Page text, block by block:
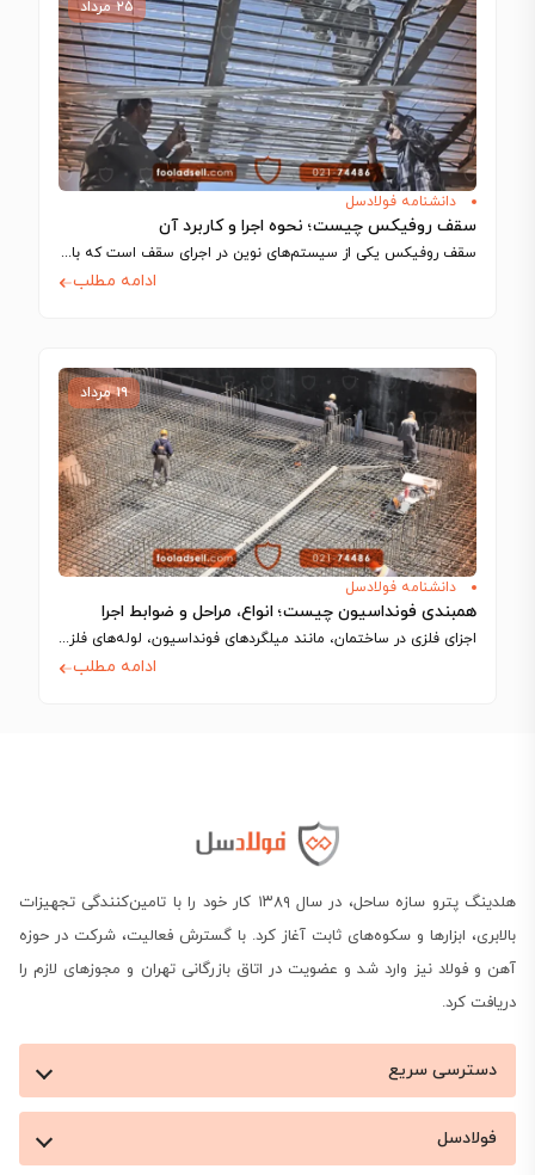
۲۵ مرداد
دانشنامه فولادسل
سقف روفیکس چیست؛ نحوه اجرا و کاربرد آن
سقف روفیکس یکی از سیستم‌های نوین در اجرای سقف است که با استفاده از…
ادامه مطلب
۱۹ مرداد
دانشنامه فولادسل
همبندی فونداسیون چیست؛ انواع، مراحل و ضوابط اجرا
اجزای فلزی در ساختمان، مانند میلگردهای فونداسیون، لوله‌های فلزی و شفت آسانسور، رسانای جریان…
ادامه مطلب
هلدینگ پترو سازه ساحل، در سال ۱۳۸۹ کار خود را با تامین‌کنندگی تجهیزات
بالابری، ابزارها و سکوه‌های ثابت آغاز کرد. با گسترش فعالیت، شرکت در حوزه
آهن و فولاد نیز وارد شد و عضویت در اتاق بازرگانی تهران و مجوزهای لازم را
دریافت کرد.
دسترسی سریع
فولادسل